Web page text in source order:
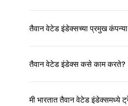
तैवान वेटेड इंडेक्सच्या प्रमुख
तैवान वेटेड इंडेक्स कसे काम करते?
मी भारतात तैवान वेटेड